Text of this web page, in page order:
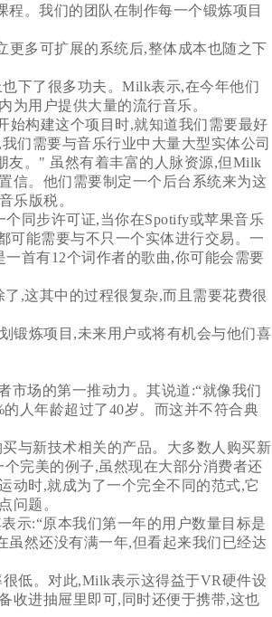
。我们的团队在制作每一个锻炼项目
多可扩展的系统后,整体成本也随之下
下了很多功夫。Milk表示,在今年他们
为用户提供大量的流行音乐。
构建这个项目时,就知道我们需要最好
们需要与音乐行业中大量大型实体公司
友。" 虽然有着丰富的人脉资源,但Milk
信。他们需要制定一个后台系统来为这
乐版税。
同步许可证,当你在Spotify或苹果音乐
可能需要与不只一个实体进行交易。一
首有12个词作者的歌曲,你可能会需要
,这其中的过程很复杂,而且需要花费很
锻炼项目,未来用户或将有机会与他们喜
场的第一推动力。其说道:“就像我们
人年龄超过了40岁。而这并不符合典
与新技术相关的产品。大多数人购买新
完美的例子,虽然现在大部分消费者还
动时,就成为了一个完全不同的范式,它
问题。
示:“原本我们第一年的用户数量目标是
然还没有满一年,但看起来我们已经达
低。对此,Milk表示这得益于VR硬件设
收进抽屉里即可,同时还便于携带,这也